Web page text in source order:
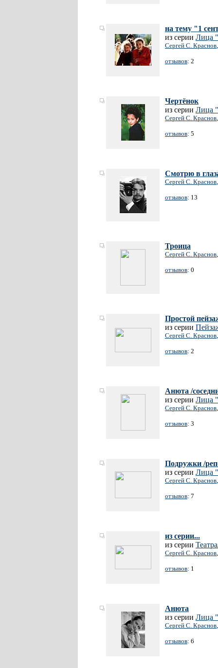
на тему "1
из серии Лица
Сергей С. Краснов
отзывов: 2
Чертёнок
из серии Лица
Сергей С. Краснов
отзывов: 5
Смотрю в
Сергей С. Краснов
отзывов: 13
Троица
Сергей С. Краснов
отзывов: 0
Простой
из серии
Сергей С. Краснов
отзывов: 2
Анюта /
из серии Лица
Сергей С. Краснов
отзывов: 3
Подружки /
из серии Лица
Сергей С. Краснов
отзывов: 7
из серии...
из серии
Сергей С. Краснов
отзывов: 1
Анюта
из серии Лица
Сергей С. Краснов
отзывов: 6